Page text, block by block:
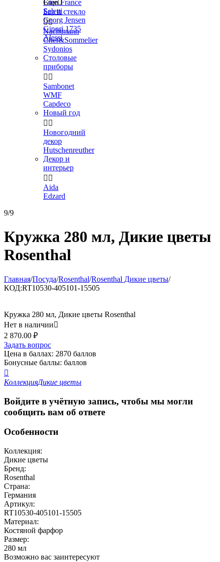
Gien France
Seletti
Georg Jensen
Ginori 1735
Alessi
Еще
Бар и стекло

Nachtmann
Chef&Sommelier
Sydonios
Столовые
приборы
 
Sambonet
WMF
Capdeco
Новый год
 
Новогодний
декор
Hutschenreuther
Декор и
интерьер
 
Aida
Edzard
9/9
Кружка 280 мл, Дикие цветы
Rosenthal
Главная/Посуда/Rosenthal/Rosenthal Дикие цветы/
КОД:RT10530-405101-15505
Кружка 280 мл, Дикие цветы Rosenthal
Нет в наличии
2 870.00 ₽
Задать вопрос
Цена в баллах: 2870 баллов
Бонусные баллы: баллов

КоллекцияДикие цветы
Войдите в учётную запись, чтобы мы могли
сообщить вам об ответе
Особенности
Коллекция:
Дикие цветы
Бренд:
Rosenthal
Страна:
Германия
Артикул:
RT10530-405101-15505
Материал:
Костяной фарфор
Размер:
280 мл
Возможно вас заинтересуют